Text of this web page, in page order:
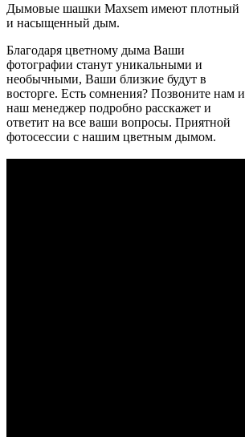
Дымовые шашки Maxsem имеют плотный
и насыщенный дым.
Благодаря цветному дыма Ваши
фотографии станут уникальными и
необычными, Ваши близкие будут в
восторге. Есть сомнения? Позвоните нам и
наш менеджер подробно расскажет и
ответит на все ваши вопросы. Приятной
фотосессии с нашим цветным дымом.